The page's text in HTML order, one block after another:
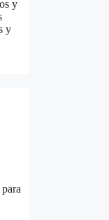
y
y